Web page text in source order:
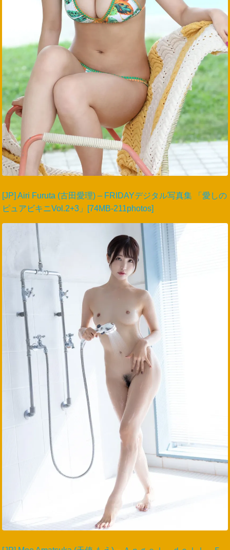
[JP] Airi Furuta (古田愛理) – FRIDAYデジタル写真集 「愛しの
ピュアビキニVol.2+3」[74MB-211photos]